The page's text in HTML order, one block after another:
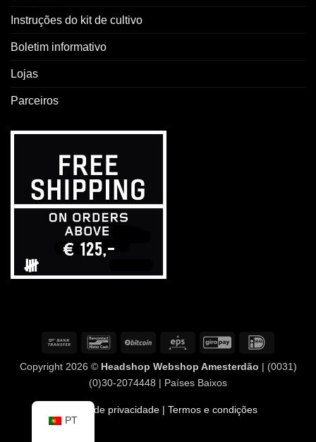
Instruções do kit de cultivo
Boletim informativo
Lojas
Parceiros
TransferênciaContacto
o
banco
BitCoin Eps GiroPay
Copyright 2026 © Headshop Webshop Amesterdão | (0031)
(0)30-2074448 | Países Baixos
Política de privacidade | Termos e condições
PT